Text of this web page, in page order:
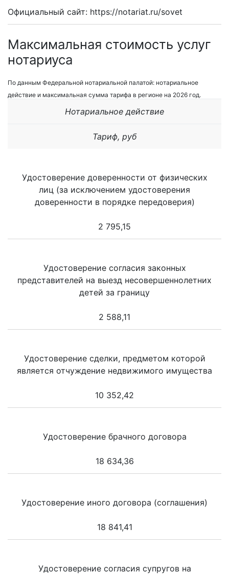
Официальный сайт: https://notariat.ru/sovet
Максимальная стоимость услуг
нотариуса
По данным Федеральной нотариальной палатой: нотариальное
действие и максимальная сумма тарифа в регионе на 2026 год.
Нотариальное действие
Тариф, руб
Удостоверение доверенности от физических
лиц (за исключением удостоверения
доверенности в порядке передоверия)
2 795,15
Удостоверение согласия законных
представителей на выезд несовершеннолетних
детей за границу
2 588,11
Удостоверение сделки, предметом которой
является отчуждение недвижимого имущества
10 352,42
Удостоверение брачного договора
18 634,36
Удостоверение иного договора (соглашения)
18 841,41
Удостоверение согласия супругов на